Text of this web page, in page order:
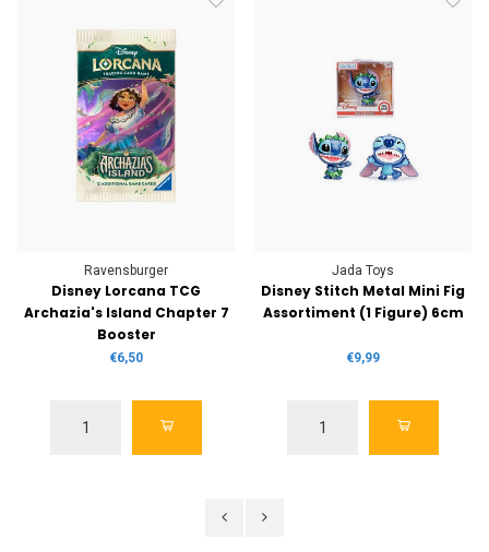
Ravensburger
Disney Lorcana TCG
Archazia's Island Chapter 7
Booster
€6,50
Jada Toys
Disney Stitch Metal Mini Fig
Assortiment (1 Figure) 6cm
€9,99